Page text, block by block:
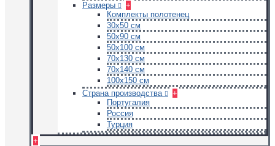
Размеры
+
Комплекты полотенец
30х50 см
50х90 см
50х100 см
70х130 см
70х140 см
100х150 см
Страна производства
+
Португалия
Россия
Турция
+